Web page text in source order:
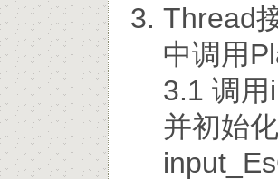
Thread
中调用
3.1 调
并初始